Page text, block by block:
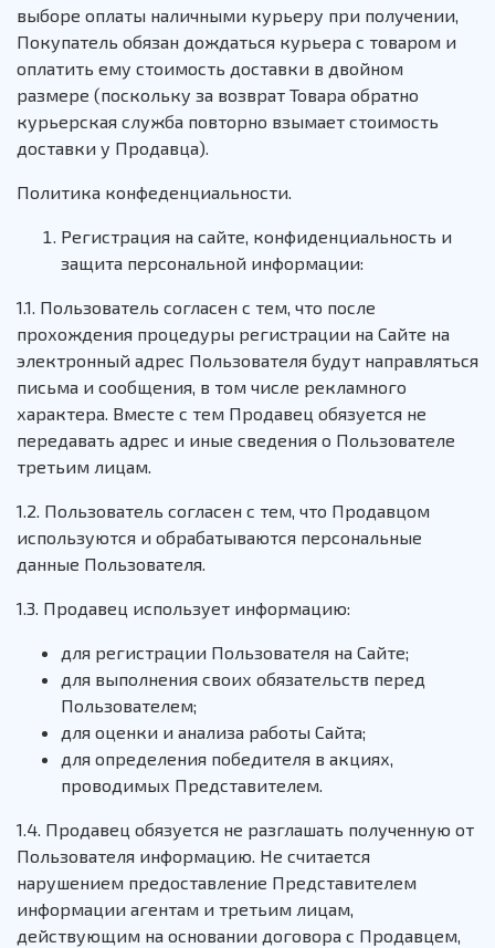
выборе оплаты наличными курьеру при получении,
Покупатель обязан дождаться курьера с товаром и
оплатить ему стоимость доставки в двойном
размере (поскольку за возврат Товара обратно
курьерская служба повторно взымает стоимость
доставки у Продавца).
Политика конфеденциальности.
Регистрация на сайте, конфиденциальность и
защита персональной информации:
1.1. Пользователь согласен с тем, что после
прохождения процедуры регистрации на Сайте на
электронный адрес Пользователя будут направляться
письма и сообщения, в том числе рекламного
характера. Вместе с тем Продавец обязуется не
передавать адрес и иные сведения о Пользователе
третьим лицам.
1.2. Пользователь согласен с тем, что Продавцом
используются и обрабатываются персональные
данные Пользователя.
1.3. Продавец использует информацию:
для регистрации Пользователя на Сайте;
для выполнения своих обязательств перед
Пользователем;
для оценки и анализа работы Сайта;
для определения победителя в акциях,
проводимых Представителем.
1.4. Продавец обязуется не разглашать полученную от
Пользователя информацию. Не считается
нарушением предоставление Представителем
информации агентам и третьим лицам,
действующим на основании договора с Продавцем,